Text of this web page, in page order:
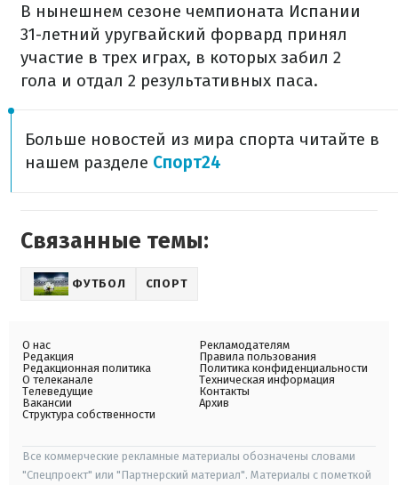
В нынешнем сезоне чемпионата Испании
31-летний уругвайский форвард принял
участие в трех играх, в которых забил 2
гола и отдал 2 результативных паса.
Больше новостей из мира спорта читайте в
нашем разделе Спорт24
Связанные темы:
ФУТБОЛ СПОРТ
О нас
Редакция
Редакционная политика
О телеканале
Телеведущие
Вакансии
Структура собственности
Рекламодателям
Правила пользования
Политика конфиденциальности
Техническая информация
Контакты
Архив
Все коммерческие рекламные материалы обозначены словами
"Спецпроект" или "Партнерский материал". Материалы с пометкой